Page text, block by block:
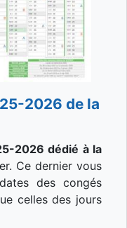
2026 de la
2026 dédié à la
Ce dernier vous
des congés
celles des jours